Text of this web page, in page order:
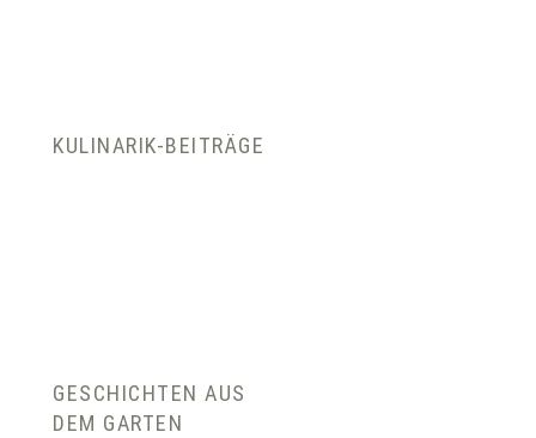
KULINARIK-BEITRÄGE
GESCHICHTEN AUS
DEM GARTEN